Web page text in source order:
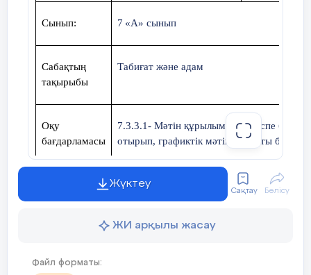
Сынып: 7 «А» сынып
Сабақтың
тақырыбы
Табиғат және адам
Оқу
бағдарламасы
на сәйкес
мақсаттары
7.3.3.1- Мәтін құрылымын (кіріспе бөлім,
отырып, графиктік мәтін (шартты белгі,
7..4.2.1- Сөйлеу тіліндегі интонация,
мақсаты
Жүктеу
Сақтау Бөлісу
ЖИ арқылы жасау
Файл форматы: